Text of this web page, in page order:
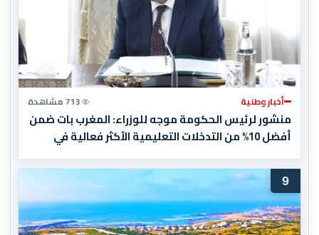
أخبار وطنية 713 مشاهدة
منشور لرئيس الحكومة موجه للوزراء: المغرب بات ضمن
أفضل 10% من التدخلات التعليمية الأكثر فعالية في
العالم
9